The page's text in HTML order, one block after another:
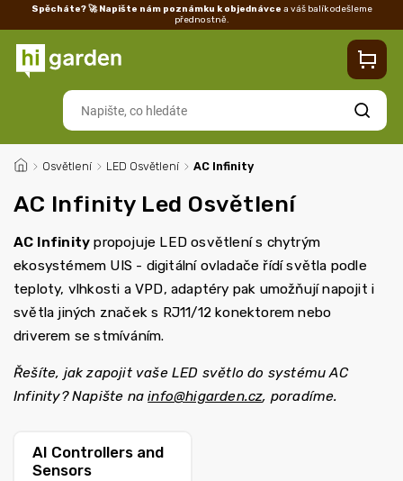
Spěcháte? 🚀 Napište nám poznámku k objednávce a váš balík odešleme
přednostně.
Vrácení/reklamace
Hledat
/ Osvětlení / LED Osvětlení / AC Infinity
AC Infinity Led Osvětlení
AC Infinity propojuje LED osvětlení s chytrým
ekosystémem UIS - digitální ovladače řídí světla podle
teploty, vlhkosti a VPD, adaptéry pak umožňují napojit i
světla jiných značek s RJ11/12 konektorem nebo
driverem se stmíváním.
Řešíte, jak zapojit vaše LED světlo do systému AC
Infinity? Napište nainfo@higarden.cz, poradíme.
AI Controllers and
Sensors